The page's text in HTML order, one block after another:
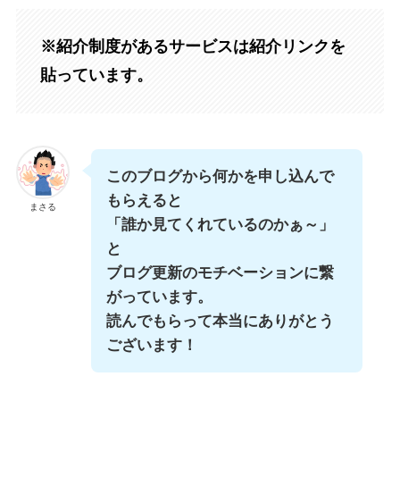
※紹介制度があるサービスは紹介リンクを
貼っています。
まさる
このブログから何かを申し込んで
もらえると
「誰か見てくれているのかぁ～」
と
ブログ更新のモチベーションに繋
がっています。
読んでもらって本当にありがとう
ございます！